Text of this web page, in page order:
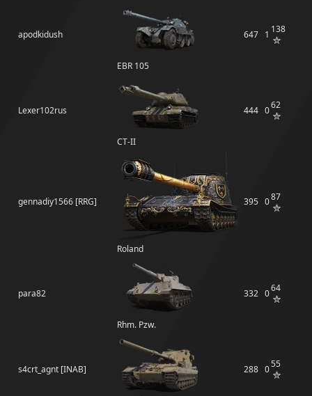
apodkidush
EBR 105
647 1 138
Lexer102rus
СТ-II
444 062
gennadiy1566 [RRG]
Roland
395 087
para82
Rhm. Pzw.
332 064
s4crt_agnt [INAB] 288 055